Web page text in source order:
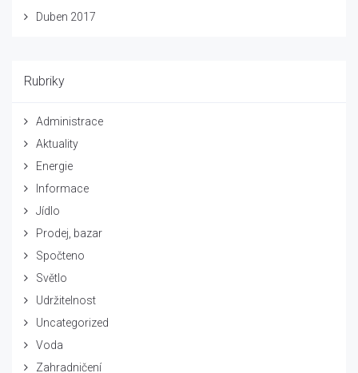
Duben 2017
Rubriky
Administrace
Aktuality
Energie
Informace
Jídlo
Prodej, bazar
Spočteno
Světlo
Udržitelnost
Uncategorized
Voda
Zahradničení